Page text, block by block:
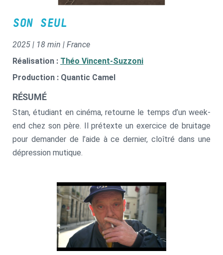
SON SEUL
2025 | 18 min | France
Réalisation : Théo Vincent-Suzzoni
Production : Quantic Camel
RÉSUMÉ
Stan, étudiant en cinéma, retourne le temps d’un week-
end chez son père. Il prétexte un exercice de bruitage
pour demander de l’aide à ce dernier, cloîtré dans une
dépression mutique.